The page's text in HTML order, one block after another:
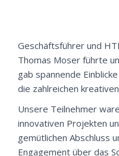
Geschäftsführer und
Thomas Moser führte
gab spannende
die zahlreichen
Unsere Teilnehmer
innovativen Projekten
gemütlichen Abschluss
Engagement über das